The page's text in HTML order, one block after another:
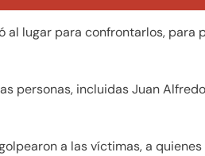
al lugar para confrontarlos, para
personas, incluidas Juan Alfredo
a las víctimas, a